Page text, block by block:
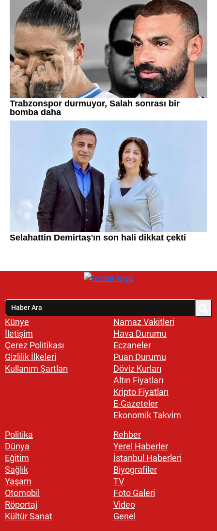
Künye
İletişim
Çerez Politikası
Gizlilik İlkeleri
Kullanım Şartları
Namaz Vakitleri
Hava Durumu
Eczaneler
Puan Durumu
Döviz Kurları
Altın Fiyatları
Kripto Fiyatları
E-Gazeteler
Ekonomik Takvim
Politika
Dünya
Eğitim
Sağlık
Yaşam
Otomobil
Röportaj
Kültür Sanat
Rehber
Yerel Haberler
İstanbul Haberleri
Biyografiler
TV
Foto Galeri
Video
Genel